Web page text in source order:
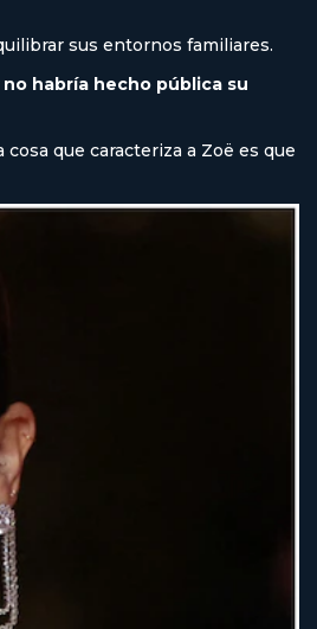
sus entornos familiares.
no habría hecho pública su
que caracteriza a Zoë es que